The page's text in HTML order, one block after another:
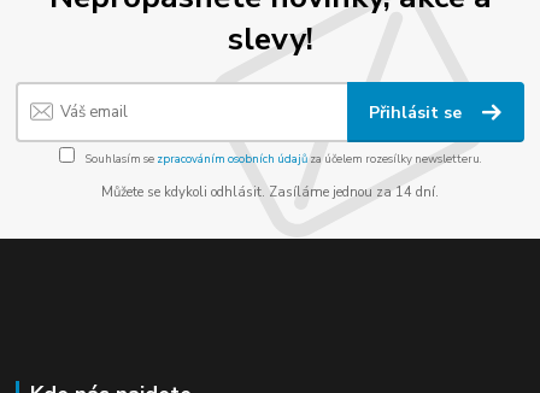
slevy!
Přihlásit se
Souhlasím se zpracováním osobních údajůza účelem rozesílky newsletteru.
Můžete se kdykoli odhlásit. Zasíláme jednou za 14 dní.